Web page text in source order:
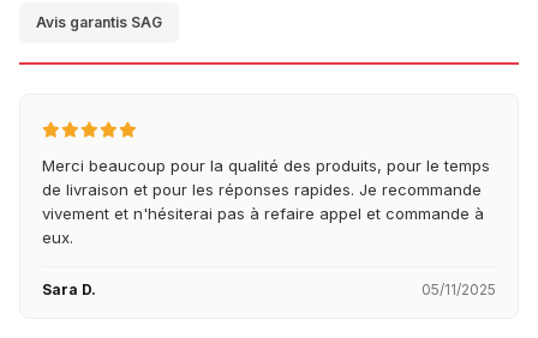
Avis garantis SAG
Merci beaucoup pour la qualité des produits, pour le temps
de livraison et pour les réponses rapides. Je recommande
vivement et n'hésiterai pas à refaire appel et commande à
eux.
Sara D. 05/11/2025